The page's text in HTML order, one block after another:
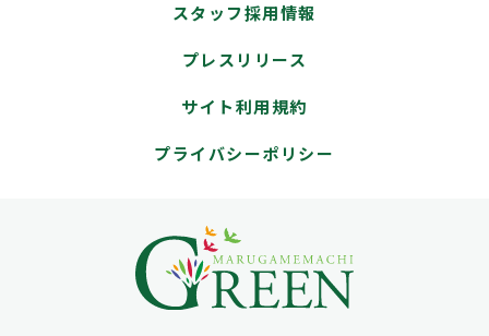
スタッフ採用情報
プレスリリース
サイト利用規約
プライバシーポリシー